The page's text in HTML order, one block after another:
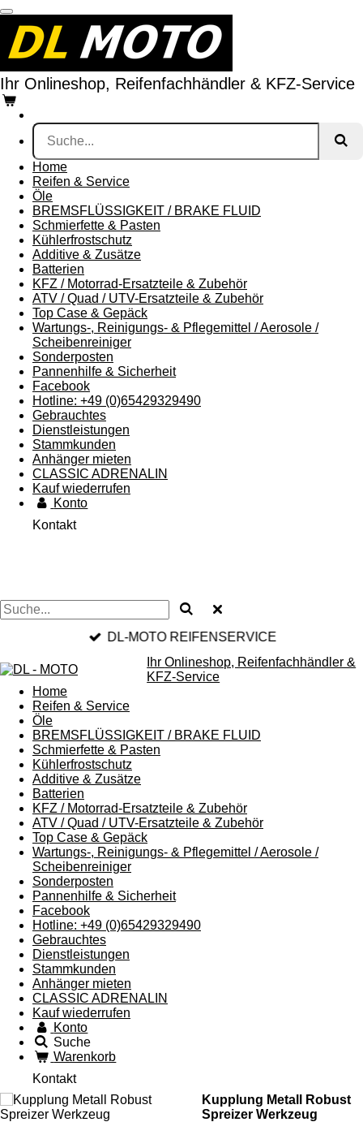
Zum
Hauptinhalt
springen
Ihr Onlineshop, Reifenfachhändler & KFZ-Service
Home
Reifen & Service
Öle
BREMSFLÜSSIGKEIT / BRAKE FLUID
Schmierfette & Pasten
Kühlerfrostschutz
Additive & Zusätze
Batterien
KFZ / Motorrad-Ersatzteile & Zubehör
ATV / Quad / UTV-Ersatzteile & Zubehör
Top Case & Gepäck
Wartungs-, Reinigungs- & Pflegemittel / Aerosole /
Scheibenreiniger
Sonderposten
Pannenhilfe & Sicherheit
Facebook
Hotline: +49 (0)65429329490
Gebrauchtes
Dienstleistungen
Stammkunden
Anhänger mieten
CLASSIC ADRENALIN
Kauf wiederrufen
Konto
Kontakt
DL-MOTO REIFENSERVICE
IhrOnlineshop, Reifenfachhändler &
KFZ-Service
Home
Reifen & Service
Öle
BREMSFLÜSSIGKEIT / BRAKE FLUID
Schmierfette & Pasten
Kühlerfrostschutz
Additive & Zusätze
Batterien
KFZ / Motorrad-Ersatzteile & Zubehör
ATV / Quad / UTV-Ersatzteile & Zubehör
Top Case & Gepäck
Wartungs-, Reinigungs- & Pflegemittel / Aerosole /
Scheibenreiniger
Sonderposten
Pannenhilfe & Sicherheit
Facebook
Hotline: +49 (0)65429329490
Gebrauchtes
Dienstleistungen
Stammkunden
Anhänger mieten
CLASSIC ADRENALIN
Kauf wiederrufen
Konto
Suche
Warenkorb
Kontakt
Kupplung Metall Robust
Spreizer Werkzeug